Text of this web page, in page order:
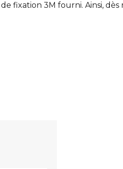
fixation 3M fourni. Ainsi,